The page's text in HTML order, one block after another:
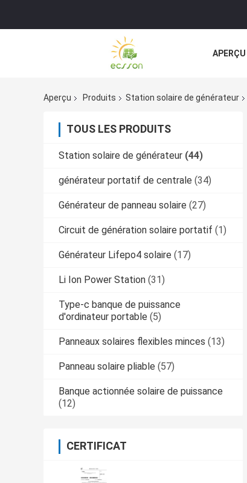
APERÇU
Aperçu Produits Station solaire de générateur
TOUS LES PRODUITS
Station solaire de générateur (44)
générateur portatif de centrale (34)
Générateur de panneau solaire (27)
Circuit de génération solaire portatif (1)
Générateur Lifepo4 solaire (17)
Li Ion Power Station (31)
Type-c banque de puissance
d'ordinateur portable (5)
Panneaux solaires flexibles minces (13)
Panneau solaire pliable (57)
Banque actionnée solaire de puissance
(12)
CERTIFICAT